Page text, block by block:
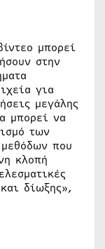
μπορεί
στην
για
μεγάλης
μπορεί να
των
που
κλοπή
δίωξης»,